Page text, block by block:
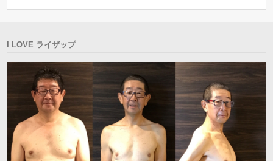
I LOVE ライザップ